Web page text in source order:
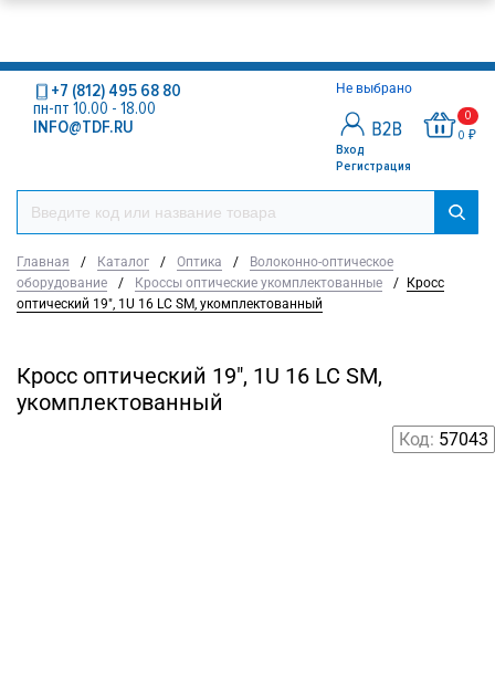
Не выбрано
Вход
Регистрация
0
0 ₽
+7 (812) 495 68 80
пн-пт 10.00 - 18.00
INFO@TDF.RU
Главная / Каталог / Оптика /
Волоконно-оптическое
оборудование
/ Кроссы оптические укомплектованные /
Кросс
оптический 19", 1U 16 LC SM, укомплектованный
Кросс оптический 19", 1U 16 LC SM,
укомплектованный
Код: 57043